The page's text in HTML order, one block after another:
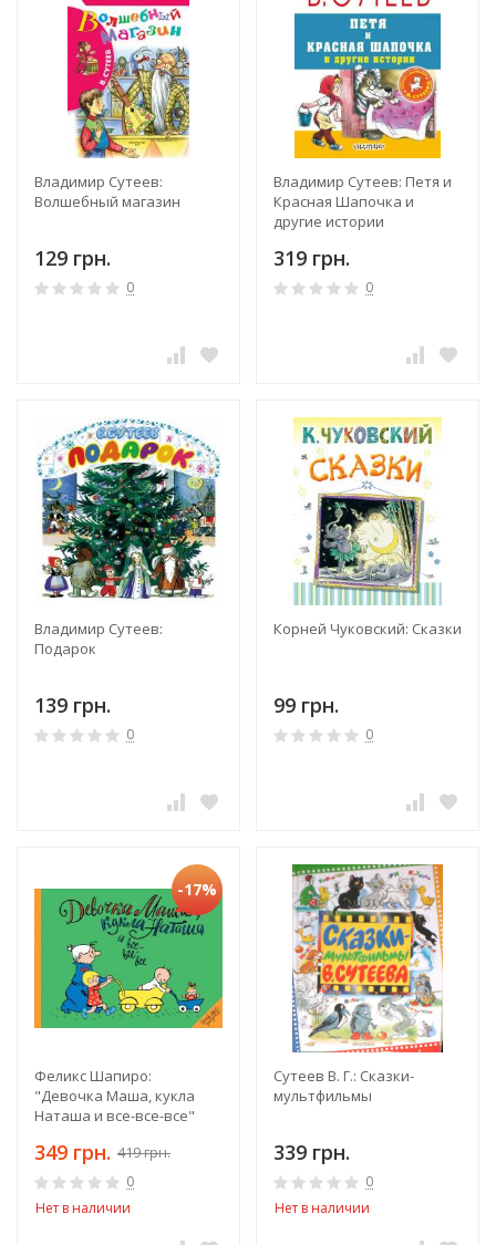
Владимир Сутеев:
Волшебный магазин
129 грн.
0
Владимир Сутеев: Петя и
Красная Шапочка и
другие истории
319 грн.
0
Владимир Сутеев:
Подарок
139 грн.
0
Корней Чуковский: Сказки
99 грн.
0
-17%
Феликс Шапиро:
"Девочка Маша, кукла
Наташа и все-все-все"
349 грн. 419 грн.
0
Нет в наличии
Сутеев В. Г.: Сказки-
мультфильмы
339 грн.
0
Нет в наличии